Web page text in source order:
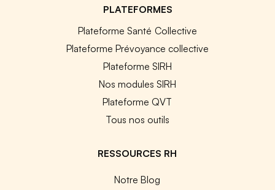
PLATEFORMES
Plateforme Santé Collective
Plateforme Prévoyance collective
Plateforme SIRH
Nos modules SIRH
Plateforme QVT
Tous nos outils
RESSOURCES RH
Notre Blog